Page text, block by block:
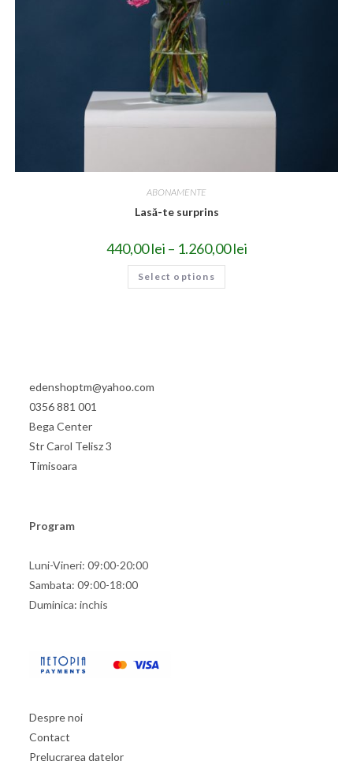
ABONAMENTE
Lasă-te surprins
440,00lei – 1.260,00lei
Select options
edenshoptm@yahoo.com
0356 881 001
Bega Center
Str Carol Telisz 3
Timisoara
Program
Luni-Vineri: 09:00-20:00
Sambata: 09:00-18:00
Duminica: inchis
Despre noi
Contact
Prelucrarea datelor